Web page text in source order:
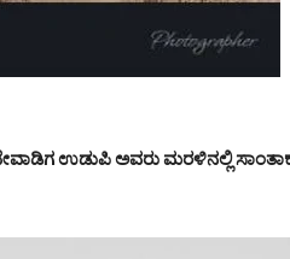
ಉಡುಪಿ ಅವರು ಮರಳಿನಲ್ಲಿ